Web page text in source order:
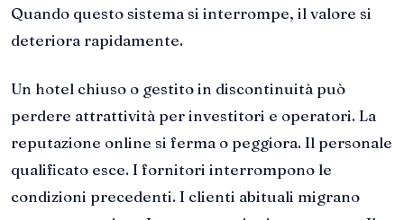
Quando questo sistema si interrompe, il valore si
deteriora rapidamente.
Un hotel chiuso o gestito in discontinuità può
perdere attrattività per investitori e operatori. La
reputazione online si ferma o peggiora. Il personale
qualificato esce. I fornitori interrompono le
condizioni precedenti. I clienti abituali migrano